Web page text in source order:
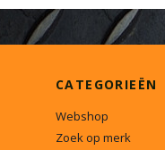
CATEGORIEËN
Webshop
Zoek op merk